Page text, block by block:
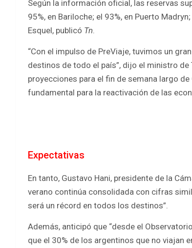
Según la información oficial, las reservas
95%, en Bariloche; el 93%, en Puerto
Esquel, publicó Tn.
“Con el impulso de PreViaje, tuvimos un
destinos de todo el país”, dijo el ministro
proyecciones para el fin de semana largo
fundamental para la reactivación de las
Expectativas
En tanto, Gustavo Hani, presidente de la
verano continúa consolidada con cifras
será un récord en todos los destinos”.
Además, anticipó que “desde el
que el 30% de los argentinos que no viajan